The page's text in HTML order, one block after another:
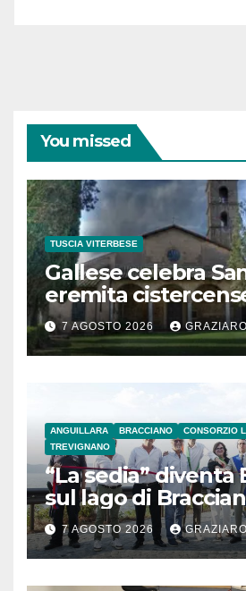
You missed
TUSCIA VITERBESE
Gallese celebra
eremita
secolo
7 AGOSTO 2026
ANGUILLARA BRACCIANO
CONSORZIO
TREVIGNANO
“La sedia” diventa
sul lago di
l’inaugurazione
7 AGOSTO 2026